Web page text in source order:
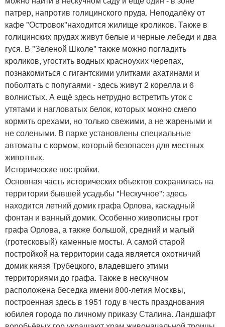
патрер, напротив голицинского пруда. Неподалёку от
кафе "Островок"находится жилище кроликов. Также в
голицинских прудах живут белые и черные лебеди и два
гуся. В "Зеленой Школе" также можно погладить
кроликов, угостить водных красноухих черепах,
познакомиться с гигантскими улитками ахатинами и
поболтать с попугаями - здесь живут 2 корелла и 6
волнистых. А ещё здесь нетрудно встретить уток с
утятами и нагловатых белок, которых можно смело
кормить орехами, но только свежими, а не жареными и
не солеными. В парке установлены специальные
автоматы с кормом, который безопасен для местных
животных.
Исторические постройки.
Основная часть исторических объектов сохранилась на
территории бывшей усадьбы "Нескучное": здесь
находится летний домик графа Орлова, каскадный
фонтан и ванный домик. Особенно живописны грот
графа Орлова, а также большой, средний и малый
(гротесковый) каменные мосты. А самой старой
постройкой на территории сада является охотничий
домик князя Трубецкого, владевшего этими
территориями до графа. Также в нескучном
расположена беседка имени 800-летия Москвы,
построенная здесь в 1951 году в честь празднования
юбилея города по личному приказу Сталина. Ландшафт